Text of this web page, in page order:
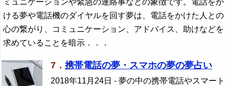
ける夢や電話機のダイヤルを回す夢は、電話をかけた人との
心の繋がり、コミュニケーション、アドバイス、助けなどを
求めていることを暗示．．．
7． 携帯電話の夢・スマホの夢の夢占い
2018年11月24日 - 夢の中の携帯電話やスマート